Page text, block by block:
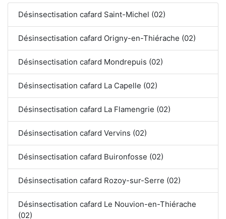
Désinsectisation cafard Saint-Michel (02)
Désinsectisation cafard Origny-en-Thiérache (02)
Désinsectisation cafard Mondrepuis (02)
Désinsectisation cafard La Capelle (02)
Désinsectisation cafard La Flamengrie (02)
Désinsectisation cafard Vervins (02)
Désinsectisation cafard Buironfosse (02)
Désinsectisation cafard Rozoy-sur-Serre (02)
Désinsectisation cafard Le Nouvion-en-Thiérache
(02)